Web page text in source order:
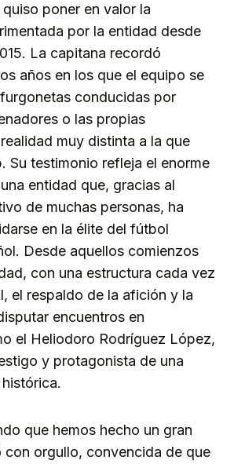
poner en valor la
por la entidad desde
La capitana recordó
años en los que el equipo se
conducidas por
o las propias
muy distinta a la que
Su testimonio refleja el enorme
entidad que, gracias al
de muchas personas, ha
en la élite del fútbol
Desde aquellos comienzos
con una estructura cada vez
el respaldo de la afición y la
encuentros en
el Heliodoro Rodríguez López,
y protagonista de una
que hemos hecho un gran
con orgullo, convencida de que